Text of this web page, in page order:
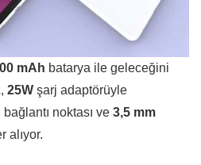
mAh batarya ile geleceğini
, 25W şarj adaptörüyle
bağlantı noktası ve 3,5 mm
alıyor.